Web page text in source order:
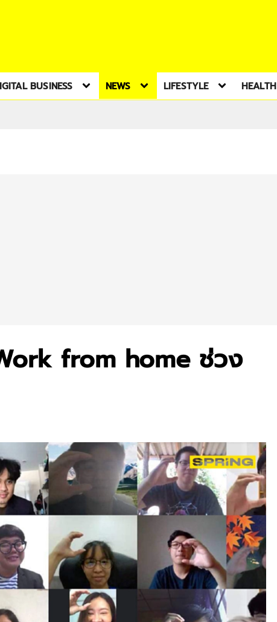
BUSINESS NEWS LIFESTYLE HEALTH
from home ช่วง